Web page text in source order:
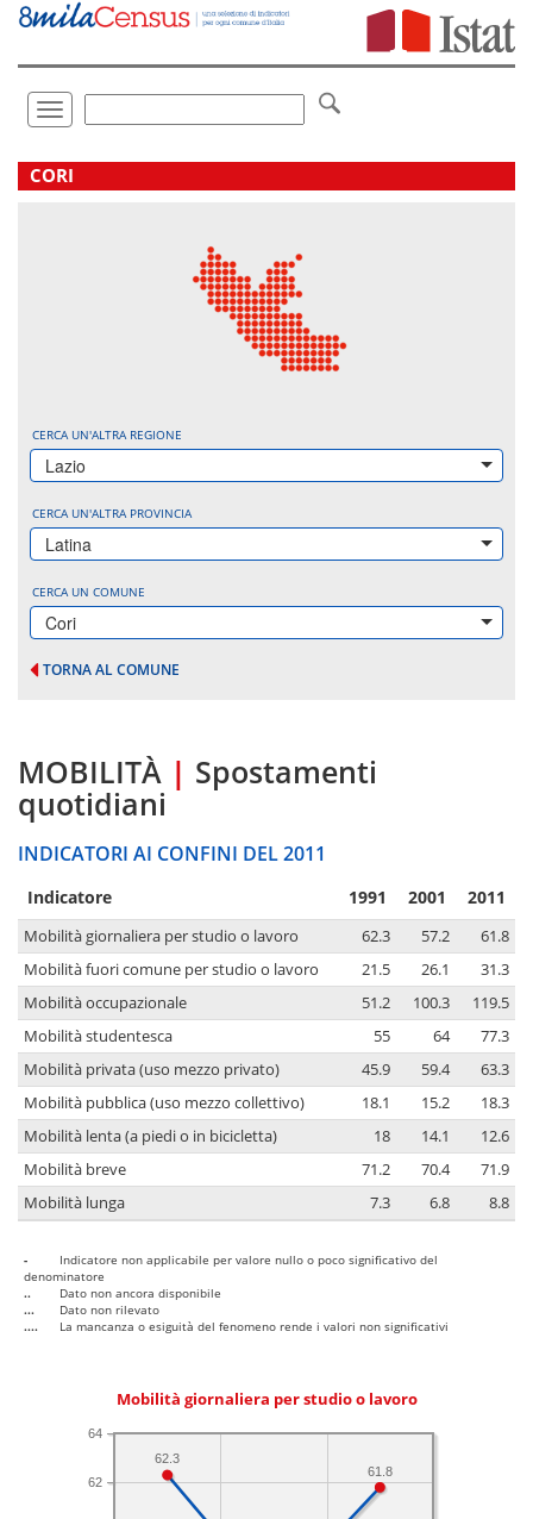
Vai
direttamente
Toggle
navigation
.
CORI
CERCA UN'ALTRA REGIONE
Lazio
CERCA UN'ALTRA PROVINCIA
Latina
CERCA UN COMUNE
Cori
TORNA AL COMUNE
MOBILITÀ | Spostamenti
quotidiani
INDICATORI AI CONFINI DEL 2011
Indicatore 1991 2001 2011
Mobilità giornaliera per studio o lavoro 62.3 57.2
61.8
Mobilità fuori comune per studio o lavoro
21.5 26.1
31.3
Mobilità occupazionale
51.2 100.3
119.5
Mobilità studentesca
55 64
77.3
Mobilità privata (uso mezzo privato)
45.9 59.4
63.3
Mobilità pubblica (uso mezzo collettivo)
18.1 15.2
18.3
Mobilità lenta (a piedi o in bicicletta)
18 14.1
12.6
Mobilità breve
71.2 70.4
71.9
Mobilità lunga
7.3 6.8 8.8
-
Indicatore non applicabile per valore nullo o poco significativo del
denominatore
..
Dato non ancora disponibile
...
Dato non rilevato
....
La mancanza o esiguità del fenomeno rende i valori non significativi
Mobilità giornaliera per studio o lavoro
62
64
61.8
62.3